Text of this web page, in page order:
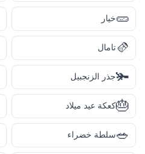
🥒خيار
🫔تامال
🫚جذر الزنجبيل
🎂كعكة عيد ميلاد
🥗سلطة خضراء